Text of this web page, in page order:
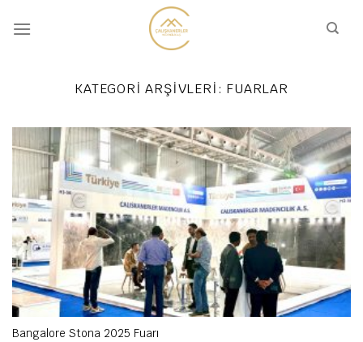
atla
KATEGORI ARŞIVLERI: FUARLAR
Bangalore Stona 2025 Fuarı